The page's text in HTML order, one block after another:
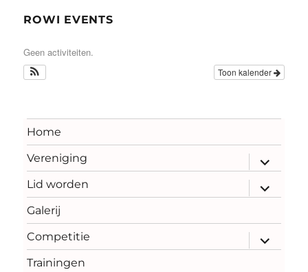
ROWI EVENTS
Geen activiteiten.
Toon kalender
Home
Vereniging
submenu
Lid worden
submenu
Galerij
Competitie
submenu
Trainingen